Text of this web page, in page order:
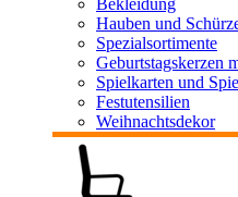
Bekleidung
Hauben und
Spezialsortimente
Geburtstagskerzen
Spielkarten und
Festutensilien
Weihnachtsdekor